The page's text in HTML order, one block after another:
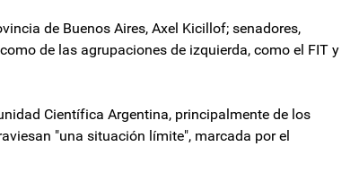
de Buenos Aires, Axel Kicillof; senadores,
de las agrupaciones de izquierda, como el FIT y
Científica Argentina, principalmente de los
"una situación límite", marcada por el